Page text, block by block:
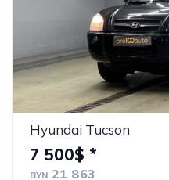
Hyundai Tucson
7 500$ *
BYN 21 863